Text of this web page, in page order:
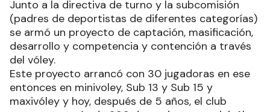
Junto a la directiva de turno y la subcomisión
(padres de deportistas de diferentes categorías)
se armó un proyecto de captación, masificación,
desarrollo y competencia y contención a través
del vóley.
Este proyecto arrancó con 30 jugadoras en ese
entonces en minivoley, Sub 13 y Sub 15 y
maxivóley y hoy, después de 5 años, el club